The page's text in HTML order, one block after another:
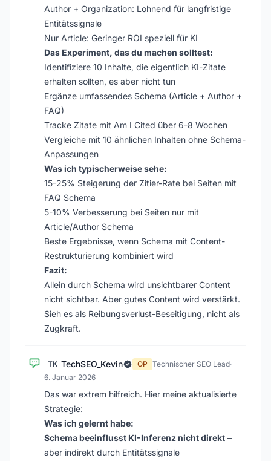
Author + Organization: Lohnend für langfristige
Entitätssignale
Nur Article: Geringer ROI speziell für KI
Das Experiment, das du machen solltest:
Identifiziere 10 Inhalte, die eigentlich KI-Zitate
erhalten sollten, es aber nicht tun
Ergänze umfassendes Schema (Article + Author +
FAQ)
Tracke Zitate mit Am I Cited über 6-8 Wochen
Vergleiche mit 10 ähnlichen Inhalten ohne Schema-
Anpassungen
Was ich typischerweise sehe:
15-25% Steigerung der Zitier-Rate bei Seiten mit
FAQ Schema
5-10% Verbesserung bei Seiten nur mit
Article/Author Schema
Beste Ergebnisse, wenn Schema mit Content-
Restrukturierung kombiniert wird
Fazit:
Allein durch Schema wird unsichtbarer Content
nicht sichtbar. Aber gutes Content wird verstärkt.
Sieh es als Reibungsverlust-Beseitigung, nicht als
Zugkraft.
TK TechSEO_Kevin OP Technischer SEO Lead·
6. Januar 2026
Das war extrem hilfreich. Hier meine aktualisierte
Strategie:
Was ich gelernt habe:
Schema beeinflusst KI-Inferenz nicht direkt –
aber indirekt durch Entitätssignale